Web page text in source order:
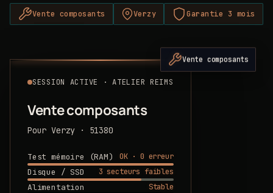
Vente composants Verzy Garantie 3 mois
SESSION ACTIVE · ATELIER REIMS
Vente composants
Pour Verzy · 51380
Test mémoire (RAM)
OK · 0 erreur
Disque / SSD
3 secteurs faibles
Alimentation
Stable
Vente composants